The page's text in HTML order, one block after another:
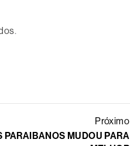
.
Próximo
PARAIBANOS MUDOU PARA